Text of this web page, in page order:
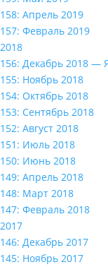
158: Апрель 2019
157: Февраль 2019
2018
156: Декабрь 2018 —
155: Ноябрь 2018
154: Октябрь 2018
153: Сентябрь 2018
152: Август 2018
151: Июль 2018
150: Июнь 2018
149: Апрель 2018
148: Март 2018
147: Февраль 2018
2017
146: Декабрь 2017
145: Ноябрь 2017